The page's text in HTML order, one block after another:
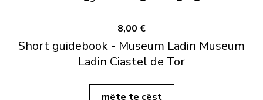
8,00 €
Short guidebook - Museum Ladin Museum
Ladin Ciastel de Tor
mëte te cëst